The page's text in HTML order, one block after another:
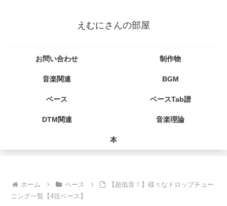
えむにさんの部屋
お問い合わせ 制作物
音楽関連 BGM
ベース ベースTab譜
DTM関連 音楽理論
本
ホーム ベース
【超低音！】様々なドロップチュー
ニング一覧【4弦ベース】